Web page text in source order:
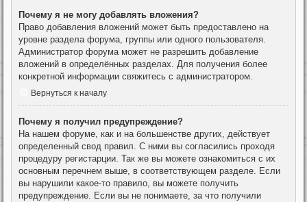
Почему я не могу добавлять вложения?
Право добавления вложений может быть предоставлено на
уровне раздела форума, группы или одного пользователя.
Администратор форума может не разрешить добавление
вложений в определённых разделах. Для получения более
конкретной информации свяжитесь с администратором.
Вернуться к началу
Почему я получил предупреждение?
На нашем форуме, как и на большенстве других, действует
определенный свод правил. С ними вы согласились проходя
процедуру регистарции. Так же вы можете ознакомиться с их
основным перечнем выше, в соответствующем разделе. Если
вы нарушили какое-то правило, вы можете получить
предупреждение. Если вы не понимаете, за что получили